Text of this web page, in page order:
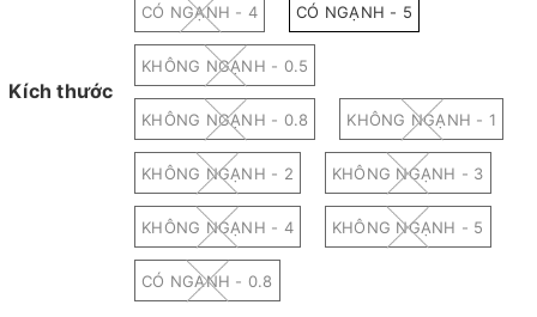
Kích thước
CÓ NGẠNH - 4 CÓ NGẠNH - 5
KHÔNG NGẠNH - 0.5
KHÔNG NGẠNH - 0.8 KHÔNG NGẠNH - 1
KHÔNG NGẠNH - 2 KHÔNG NGẠNH - 3
KHÔNG NGẠNH - 4 KHÔNG NGẠNH - 5
CÓ NGẠNH - 0.8